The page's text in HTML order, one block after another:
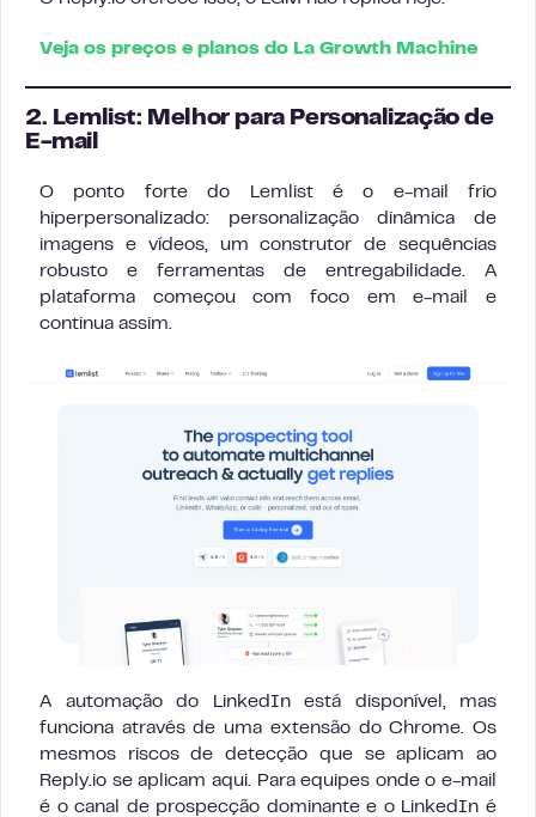
Veja os preços e planos do La Growth Machine
2. Lemlist: Melhor para Personalização de
E-mail
O ponto forte do Lemlist é o e-mail frio
hiperpersonalizado: personalização dinâmica de
imagens e vídeos, um construtor de sequências
robusto e ferramentas de entregabilidade. A
plataforma começou com foco em e-mail e
continua assim.
A automação do LinkedIn está disponível, mas
funciona através de uma extensão do Chrome. Os
mesmos riscos de detecção que se aplicam ao
Reply.io se aplicam aqui. Para equipes onde o e-mail
é o canal de prospecção dominante e o LinkedIn é